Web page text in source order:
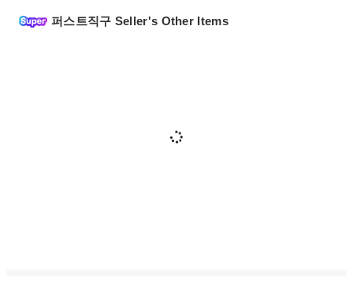
퍼스트직구 Seller's Other Items